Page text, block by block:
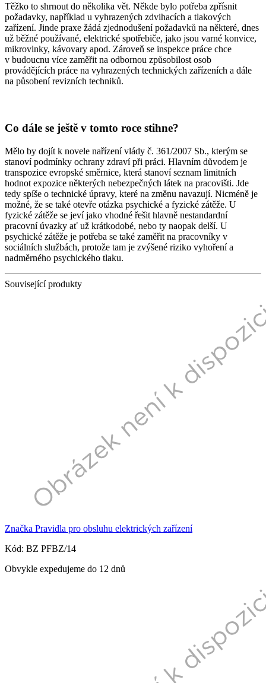
Těžko to shrnout do několika vět. Někde bylo potřeba zpřísnit
požadavky, například u vyhrazených zdvihacích a tlakových
zařízení. Jinde praxe žádá zjednodušení požadavků na některé, dnes
už běžné používané, elektrické spotřebiče, jako jsou varné konvice,
mikrovlnky, kávovary apod. Zároveň se inspekce práce chce
v budoucnu více zaměřit na odbornou způsobilost osob
provádějících práce na vyhrazených technických zařízeních a dále
na působení revizních techniků.
Co dále se ještě v tomto roce stihne?
Mělo by dojít k novele nařízení vlády č. 361/2007 Sb., kterým se
stanoví podmínky ochrany zdraví při práci. Hlavním důvodem je
transpozice evropské směrnice, která stanoví seznam limitních
hodnot expozice některých nebezpečných látek na pracovišti. Jde
tedy spíše o technické úpravy, které na změnu navazují. Nicméně je
možné, že se také otevře otázka psychické a fyzické zátěže. U
fyzické zátěže se jeví jako vhodné řešit hlavně nestandardní
pracovní úvazky ať už krátkodobé, nebo ty naopak delší. U
psychické zátěže je potřeba se také zaměřit na pracovníky v
sociálních službách, protože tam je zvýšené riziko vyhoření a
nadměrného psychického tlaku.
Související produkty
Značka Pravidla pro obsluhu elektrických zařízení
Kód: BZ PFBZ/14
Obvykle expedujeme do 12 dnů